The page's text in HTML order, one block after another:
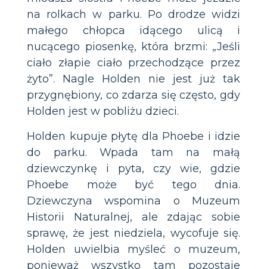
na rolkach w parku. Po drodze widzi
małego chłopca idącego ulicą i
nucącego piosenkę, która brzmi: „Jeśli
ciało złapie ciało przechodzące przez
żyto”. Nagle Holden nie jest już tak
przygnębiony, co zdarza się często, gdy
Holden jest w pobliżu dzieci.
Holden kupuje płytę dla Phoebe i idzie
do parku. Wpada tam na małą
dziewczynkę i pyta, czy wie, gdzie
Phoebe może być tego dnia.
Dziewczyna wspomina o Muzeum
Historii Naturalnej, ale zdając sobie
sprawę, że jest niedziela, wycofuje się.
Holden uwielbia myśleć o muzeum,
ponieważ wszystko tam pozostaje